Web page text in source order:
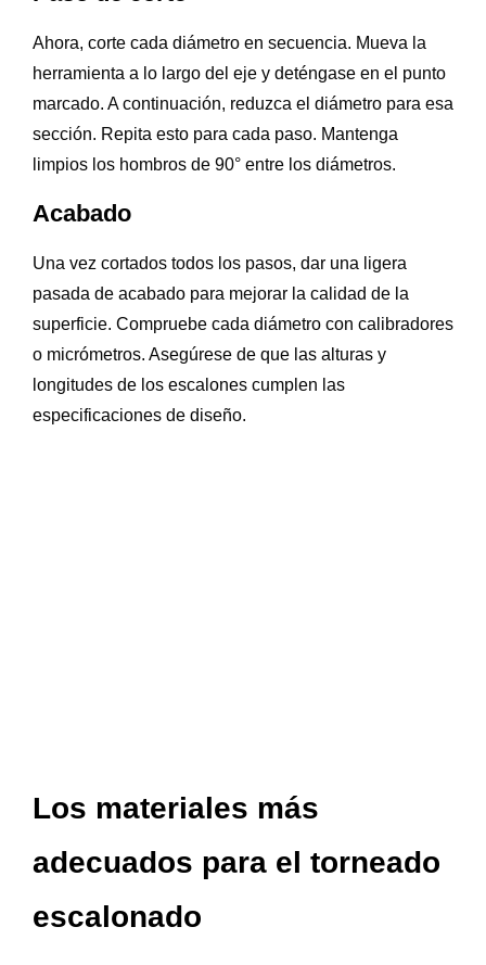
Ahora, corte cada diámetro en secuencia. Mueva la
herramienta a lo largo del eje y deténgase en el punto
marcado. A continuación, reduzca el diámetro para esa
sección. Repita esto para cada paso. Mantenga
limpios los hombros de 90° entre los diámetros.
Acabado
Una vez cortados todos los pasos, dar una ligera
pasada de acabado para mejorar la calidad de la
superficie. Compruebe cada diámetro con calibradores
o micrómetros. Asegúrese de que las alturas y
longitudes de los escalones cumplen las
especificaciones de diseño.
Los materiales más
adecuados para el torneado
escalonado